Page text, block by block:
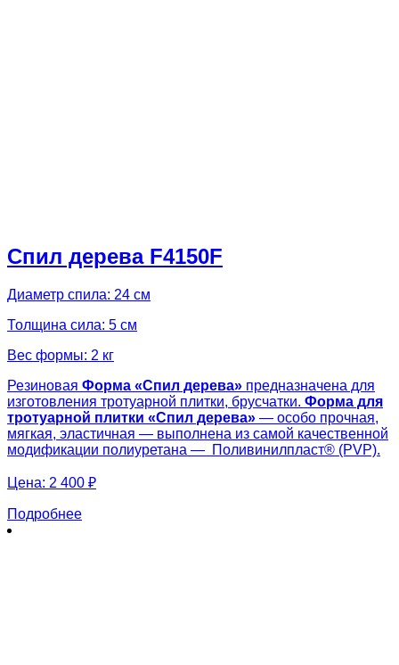
Спил дерева F4150F
Диаметр спила: 24 см
Толщина сила: 5 см
Вес формы: 2 кг
Резиновая Форма «Спил дерева» предназначена для
изготовления тротуарной плитки, брусчатки. Форма для
тротуарной плитки «Спил дерева» — особо прочная,
мягкая, эластичная — выполнена из самой качественной
модификации полиуретана — Поливинилпласт® (PVP).
Цена: 2 400 ₽
Подробнее